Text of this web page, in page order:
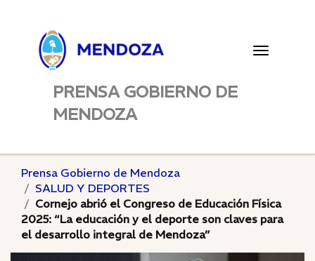
Toggle
PRENSA GOBIERNO DE
MENDOZA
Prensa Gobierno de Mendoza
SALUD Y DEPORTES
Cornejo abrió el Congreso de Educación Física
2025: “La educación y el deporte son claves para
el desarrollo integral de Mendoza”